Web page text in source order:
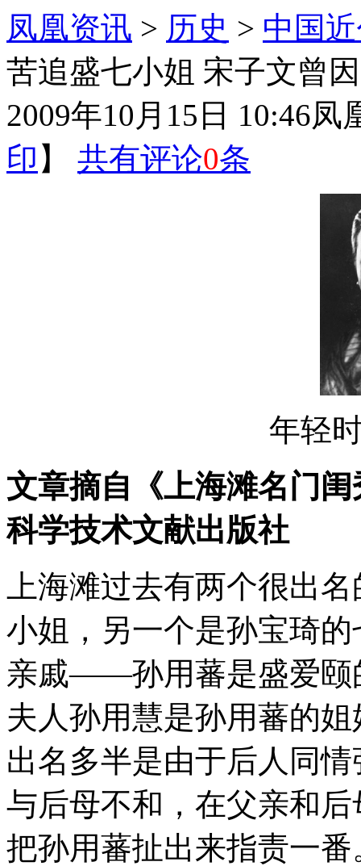
凤凰资讯 > 历史 > 中国
苦追盛七小姐 宋子文曾
2009年10月15日 10:46凤
印 】 共有评论0条
年轻
文章摘自《上海滩名门
科学技术文献出版社
上海滩过去有两个很出
小姐，另一个是孙宝琦
亲戚——孙用蕃是盛爱颐
夫人孙用慧是孙用蕃的
出名多半是由于后人同
与后母不和，在父亲和
把孙用蕃扯出来指责一